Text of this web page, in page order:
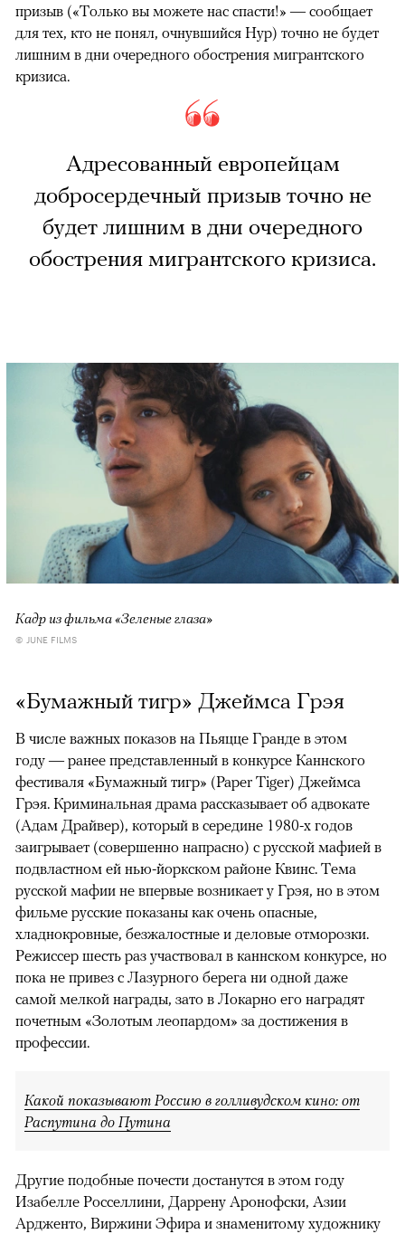
призыв («Только вы можете нас спасти!» — сообщает
для тех, кто не понял, очнувшийся Нур) точно не будет
лишним в дни очередного обострения мигрантского
кризиса.
Адресованный европейцам
добросердечный призыв точно не
будет лишним в дни очередного
обострения мигрантского кризиса.
Кадр из фильма «Зеленые глаза»
© JUNE FILMS
«Бумажный тигр» Джеймса Грэя
В числе важных показов на Пьяцце Гранде в этом
году — ранее представленный в конкурсе Каннского
фестиваля «Бумажный тигр» (Paper Tiger) Джеймса
Грэя. Криминальная драма рассказывает об адвокате
(Адам Драйвер), который в середине 1980-х годов
заигрывает (совершенно напрасно) с русской мафией в
подвластном ей нью-йоркском районе Квинс. Тема
русской мафии не впервые возникает у Грэя, но в этом
фильме русские показаны как очень опасные,
хладнокровные, безжалостные и деловые отморозки.
Режиссер шесть раз участвовал в каннском конкурсе, но
пока не привез с Лазурного берега ни одной даже
самой мелкой награды, зато в Локарно его наградят
почетным «Золотым леопардом» за достижения в
профессии.
Какой показывают Россию в голливудском кино: от
Распутина до Путина
Другие подобные почести достанутся в этом году
Изабелле Росселлини, Даррену Аронофски, Азии
Ардженто, Виржини Эфира и знаменитому художнику